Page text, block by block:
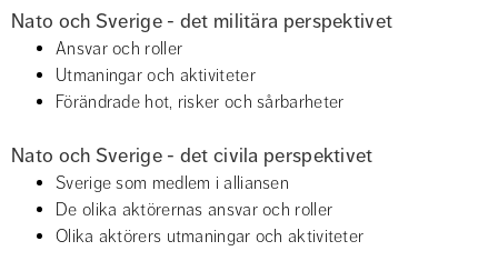
Nato och Sverige - det militära perspektivet
Ansvar och roller
Utmaningar och aktiviteter
Förändrade hot, risker och sårbarheter
Nato och Sverige - det civila perspektivet
Sverige som medlem i alliansen
De olika aktörernas ansvar och roller
Olika aktörers utmaningar och aktiviteter